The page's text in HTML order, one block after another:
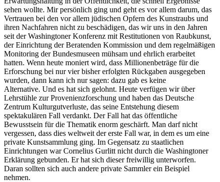
sehen wollte. Mir persönlich ging und geht es vor allem darum, das
Vertrauen bei den vor allem jüdischen Opfern des Kunstraubs und
ihren Nachfahren nicht zu beschädigen, das wir uns in den Jahren
seit der Washingtoner Konferenz mit Restitutionen von Raubkunst,
der Einrichtung der Beratenden Kommission und dem regelmäßigen
Monitoring der Bundesmuseen mühsam und ehrlich erarbeitet
hatten. Wenn heute moniert wird, dass Millionenbeträge für die
Erforschung bei nur vier bisher erfolgten Rückgaben ausgegeben
wurden, dann kann ich nur sagen: dazu gab es keine
Alternative. Und es hat sich gelohnt. Heute verfügen wir über
Lehrstühle zur Provenienzforschung und haben das Deutsche
Zentrum Kulturgutverluste, das seine Entstehung diesem
spektakulären Fall verdankt. Der Fall hat das öffentliche
Bewusstsein für die Thematik enorm geschärft. Man darf nicht
vergessen, dass dies weltweit der erste Fall war, in dem es um eine
private Kunstsammlung ging. Im Gegensatz zu staatlichen
Einrichtungen warCornelius Gurlitt nicht durch die Washingtoner
Erklärung gebunden. Er hat sich dieser freiwillig unterworfen.
Daran sollten sich auch andere private Sammler ein Beispiel
nehmen.